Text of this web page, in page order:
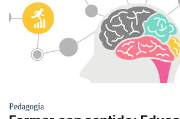
Pedagogía